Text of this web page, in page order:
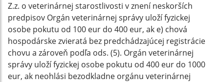
Z.z. o veterinárnej starostlivosti v znení neskorších
predpisov Orgán veterinárnej správy uloží fyzickej
osobe pokutu od 100 eur do 400 eur, ak e) chová
hospodárske zvieratá bez predchádzajúcej registrácie
chovu a zároveň podľa ods. (5). Orgán veterinárnej
správy uloží fyzickej osobe pokutu od 400 eur do 1000
eur, ak neohlási bezodkladne orgánu veterinárnej